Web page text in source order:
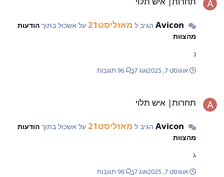
Aviconהגיב ל מאזליסט21 על אשכול בתוך הודעות
מהצוות
נ
אוגוסט 7, 2025 אוג 7
תחרות| איש תלוי
Aviconהגיב ל מאזליסט21 על אשכול בתוך הודעות
מהצוות
ג
אוגוסט 7, 2025 אוג 7